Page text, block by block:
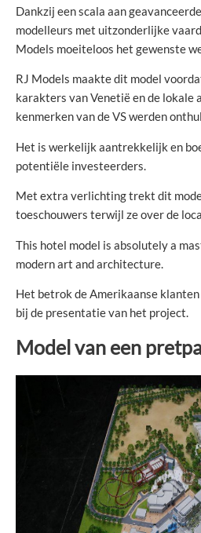
Dankzij een scala aan
modelleurs met uitzonderlijke
Models moeiteloos het gewenste
RJ Models maakte dit model
karakters van Venetië en de lokale
kenmerken van de VS werden
Het is werkelijk aantrekkelijk en
potentiële investeerders.
Met extra verlichting trekt dit
toeschouwers terwijl ze over de
This hotel model is absolutely a
modern art and architecture.
Het betrok de Amerikaanse
bij de presentatie van het project.
Model van een